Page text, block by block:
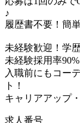
♪
履歴書不要！簡
未経験歓迎！学
未経験採用率90%
入職前にもコー
ト！
キャリアアップ
求人番号